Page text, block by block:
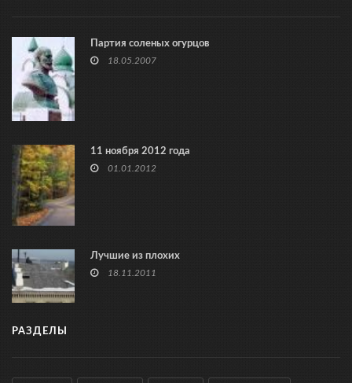
Партия соленых огурцов
18.05.2007
11 ноября 2012 года
01.01.2012
Лучшие из плохих
18.11.2011
РАЗДЕЛЫ